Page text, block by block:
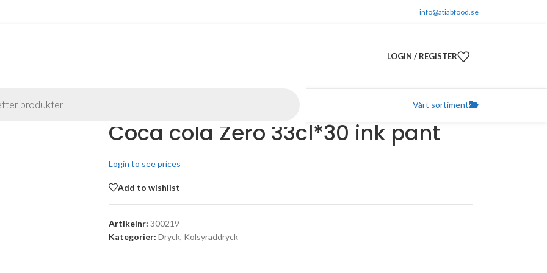
info@atiabfood.se
LOGIN / REGISTER
Vårt sortiment
Coca cola Zero 33cl*30 ink pant
Login to see prices
Add to wishlist
Artikelnr: 300219
Kategorier: Dryck, Kolsyraddryck